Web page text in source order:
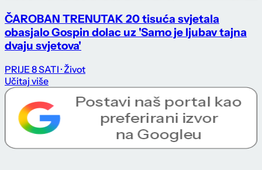
ČAROBAN TRENUTAK 20 tisuća svjetala
obasjalo Gospin dolac uz 'Samo je ljubav tajna
dvaju svjetova'
PRIJE 8 SATI · Život
Učitaj više